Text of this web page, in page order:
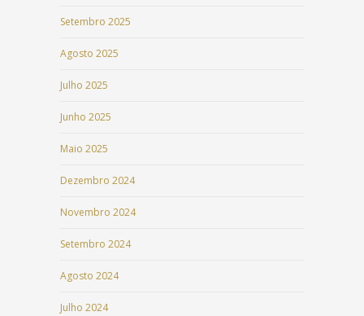
Setembro 2025
Agosto 2025
Julho 2025
Junho 2025
Maio 2025
Dezembro 2024
Novembro 2024
Setembro 2024
Agosto 2024
Julho 2024